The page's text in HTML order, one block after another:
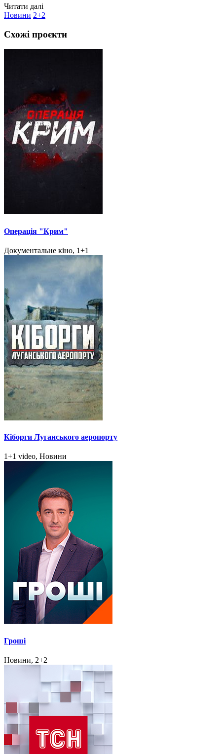
Читати далі
Новини 2+2
Схожі проєкти
Операція "Крим"
Документальне кіно, 1+1
Кіборги Луганського аеропорту
1+1 video, Новини
Гроші
Новини, 2+2